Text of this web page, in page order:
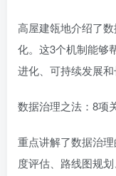
高屋建瓴地介绍了
化。这3个机制能够
进化、可持续发展和
数据治理之法：8项
重点讲解了数据治
度评估、路线图规